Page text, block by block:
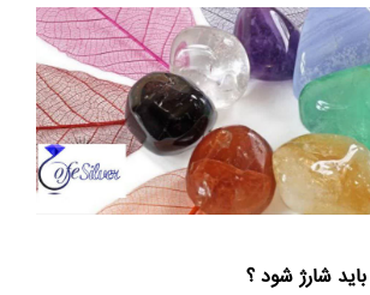
باید شارژ شود ؟